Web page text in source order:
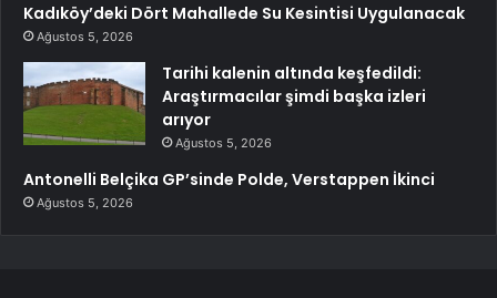
Kadıköy’deki Dört Mahallede Su Kesintisi Uygulanacak
Ağustos 5, 2026
Tarihi kalenin altında keşfedildi:
Araştırmacılar şimdi başka izleri
arıyor
Ağustos 5, 2026
Antonelli Belçika GP’sinde Polde, Verstappen İkinci
Ağustos 5, 2026